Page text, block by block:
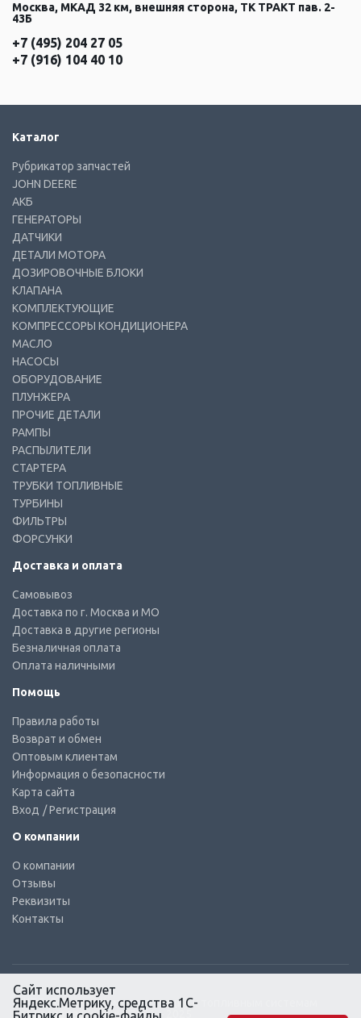
Москва, МКАД 32 км, внешняя сторона, ТК ТРАКТ пав. 2-
43Б
+7 (495) 204 27 05
+7 (916) 104 40 10
Каталог
Рубрикатор запчастей
JOHN DEERE
АКБ
ГЕНЕРАТОРЫ
ДАТЧИКИ
ДЕТАЛИ МОТОРА
ДОЗИРОВОЧНЫЕ БЛОКИ
КЛАПАНА
КОМПЛЕКТУЮЩИЕ
КОМПРЕССОРЫ КОНДИЦИОНЕРА
МАСЛО
НАСОСЫ
ОБОРУДОВАНИЕ
ПЛУНЖЕРА
ПРОЧИЕ ДЕТАЛИ
РАМПЫ
РАСПЫЛИТЕЛИ
СТАРТЕРА
ТРУБКИ ТОПЛИВНЫЕ
ТУРБИНЫ
ФИЛЬТРЫ
ФОРСУНКИ
Доставка и оплата
Самовывоз
Доставка по г. Москва и МО
Доставка в другие регионы
Безналичная оплата
Оплата наличными
Помощь
Правила работы
Возврат и обмен
Оптовым клиентам
Информация о безопасности
Карта сайта
Вход / Регистрация
О компании
О компании
Отзывы
Реквизиты
Контакты
© КТС-Дизель – Комплектующие к топливным системам
Все права защищены, 2003 – 2025
Сайт использует
Яндекс.Метрику, средства 1С-